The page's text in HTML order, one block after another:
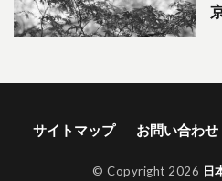
サイトマップ お問い合わせ
© Copyright 2026 日